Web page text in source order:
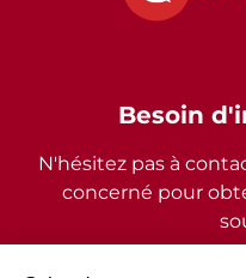
Besoin
N'hésitez pas à
concerné pour